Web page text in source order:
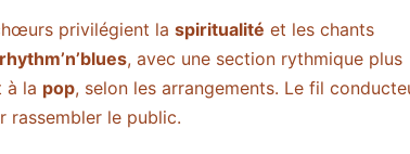
privilégient la spiritualité et les chants
rhythm’n’blues, avec une section rythmique plus
à la pop, selon les arrangements. Le fil
rassembler le public.